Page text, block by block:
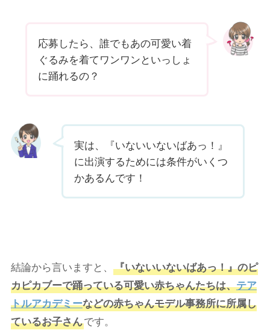
応募したら、誰でもあの可愛い着
ぐるみを着てワンワンといっしょ
に踊れるの？
実は、『いないいないばあっ！』
に出演するためには条件がいくつ
かあるんです！
結論から言いますと、 『いないいないばあっ！』のピ
カピカブーで踊っている可愛い赤ちゃんたちは、テア
トルアカデミーなどの赤ちゃんモデル事務所に所属し
ているお子さんです。